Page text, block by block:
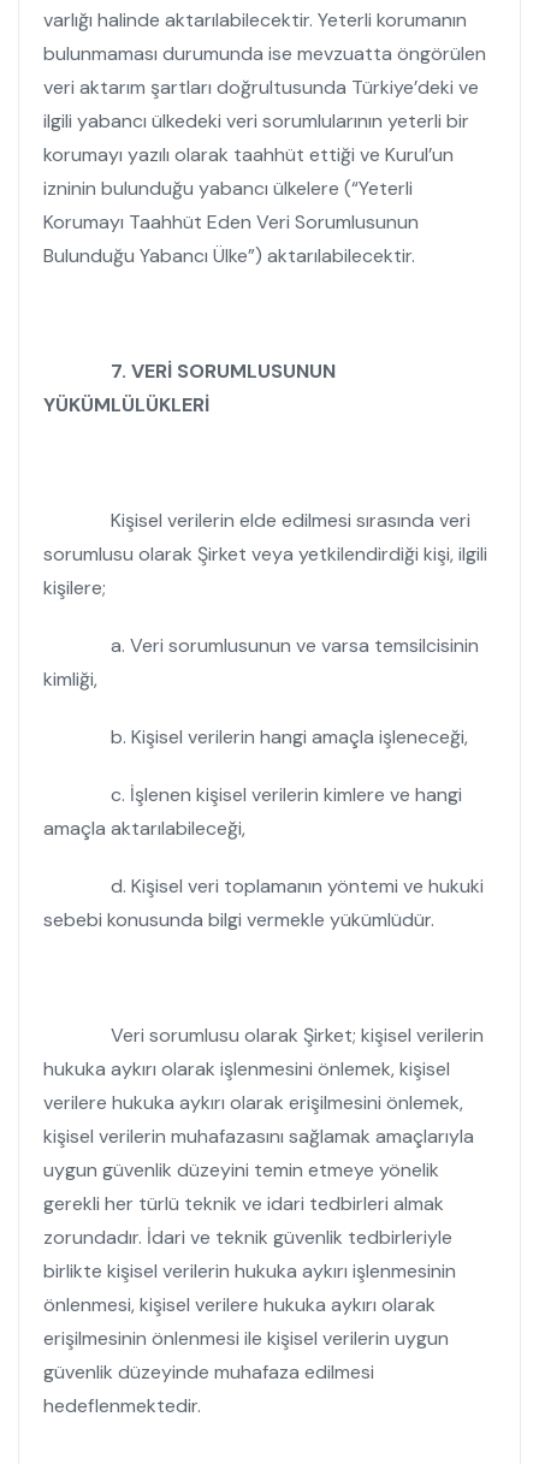
varlığı halinde aktarılabilecektir. Yeterli korumanın
bulunmaması durumunda ise mevzuatta öngörülen
veri aktarım şartları doğrultusunda Türkiye’deki ve
ilgili yabancı ülkedeki veri sorumlularının yeterli bir
korumayı yazılı olarak taahhüt ettiği ve Kurul’un
izninin bulunduğu yabancı ülkelere (“Yeterli
Korumayı Taahhüt Eden Veri Sorumlusunun
Bulunduğu Yabancı Ülke”) aktarılabilecektir.
7. VERİ SORUMLUSUNUN
YÜKÜMLÜLÜKLERİ
Kişisel verilerin elde edilmesi sırasında veri
sorumlusu olarak Şirket veya yetkilendirdiği kişi, ilgili
kişilere;
a. Veri sorumlusunun ve varsa temsilcisinin
kimliği,
b. Kişisel verilerin hangi amaçla işleneceği,
c. İşlenen kişisel verilerin kimlere ve hangi
amaçla aktarılabileceği,
d. Kişisel veri toplamanın yöntemi ve hukuki
sebebi konusunda bilgi vermekle yükümlüdür.
Veri sorumlusu olarak Şirket; kişisel verilerin
hukuka aykırı olarak işlenmesini önlemek, kişisel
verilere hukuka aykırı olarak erişilmesini önlemek,
kişisel verilerin muhafazasını sağlamak amaçlarıyla
uygun güvenlik düzeyini temin etmeye yönelik
gerekli her türlü teknik ve idari tedbirleri almak
zorundadır. İdari ve teknik güvenlik tedbirleriyle
birlikte kişisel verilerin hukuka aykırı işlenmesinin
önlenmesi, kişisel verilere hukuka aykırı olarak
erişilmesinin önlenmesi ile kişisel verilerin uygun
güvenlik düzeyinde muhafaza edilmesi
hedeflenmektedir.